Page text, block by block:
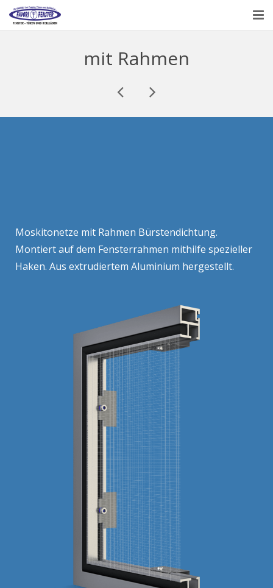
mit Rahmen
Moskitonetze mit Rahmen Bürstendichtung.
Montiert auf dem Fensterrahmen mithilfe spezieller
Haken. Aus extrudiertem Aluminium hergestellt.